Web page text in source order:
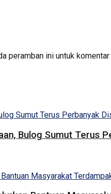
peramban ini untuk
Bulog Sumut Terus